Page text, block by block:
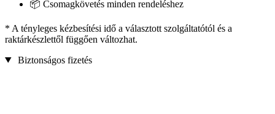
📦 Csomagkövetés minden rendeléshez
* A tényleges kézbesítési idő a választott szolgáltatótól és a
raktárkészlettől függően változhat.
Biztonságos fizetés